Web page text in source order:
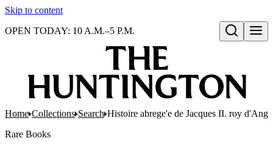
Skip to content
Open search
OPEN TODAY: 10 A.M.–5 P.M.
Home Collections Search Histoire abrege'e de Jacques II. roy
Rare Books